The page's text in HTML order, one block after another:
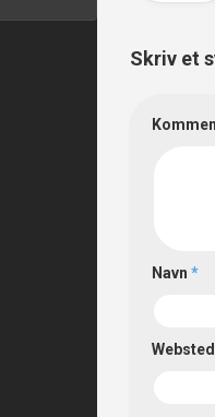
Skriv et
Navn *
Websted